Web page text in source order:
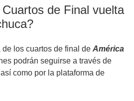
de Final vuelta
los cuartos de final de América
podrán seguirse a través de
así como por la plataforma de